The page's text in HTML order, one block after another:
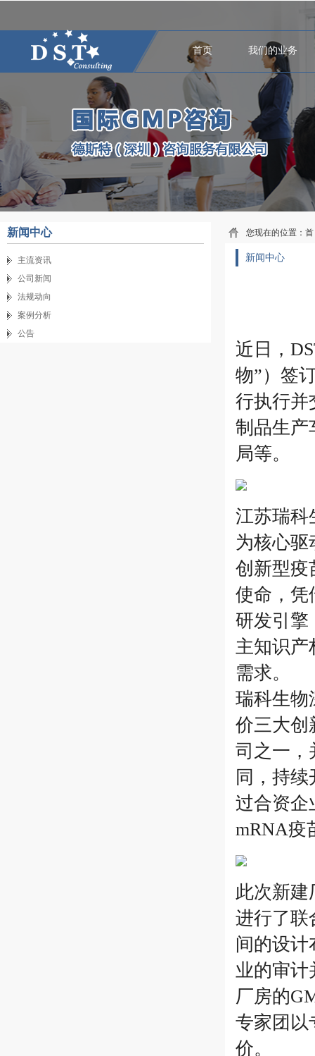
首页 我们的业务
新闻中心
主流资讯
公司新闻
法规动向
案例分析
公告
您现在的位置： 首
新闻中心
近日，
物”）签
行执行并
制品生产
局等。
江苏瑞科
为核心
创新型疫
使命，凭
研发引擎
主知识产
需求。
瑞科生物
价三大创
司之一，
同，持
过合资企
mRNA疫
此次新建
进行了联
间的设
业的审计
厂房的
专家团以
价。